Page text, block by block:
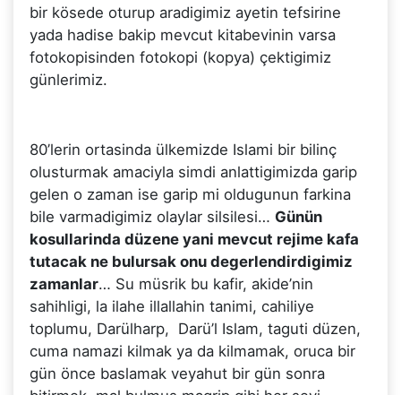
bir kösede oturup aradigimiz ayetin tefsirine
yada hadise bakip mevcut kitabevinin varsa
fotokopisinden fotokopi (kopya) çektigimiz
günlerimiz.
80’lerin ortasinda ülkemizde Islami bir bilinç
olusturmak amaciyla simdi anlattigimizda garip
gelen o zaman ise garip mi oldugunun farkina
bile varmadigimiz olaylar silsilesi… Günün
kosullarinda düzene yani mevcut rejime kafa
tutacak ne bulursak onu degerlendirdigimiz
zamanlar… Su müsrik bu kafir, akide’nin
sahihligi, la ilahe illallahin tanimi, cahiliye
toplumu, Darülharp, Darü’l Islam, taguti düzen,
cuma namazi kilmak ya da kilmamak, oruca bir
gün önce baslamak veyahut bir gün sonra